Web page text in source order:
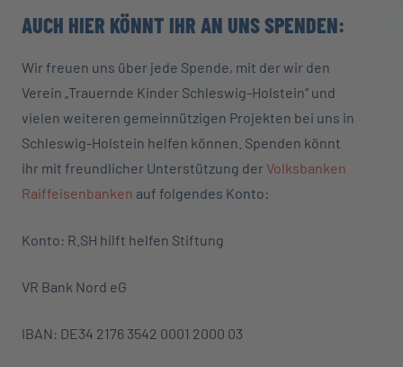
AUCH HIER KÖNNT IHR AN UNS SPENDEN:
Wir freuen uns über jede Spende, mit der wir den
Verein „Trauernde Kinder Schleswig-Holstein“ und
vielen weiteren gemeinnützigen Projekten bei uns in
Schleswig-Holstein helfen können. Spenden könnt
ihr mit freundlicher Unterstützung der Volksbanken
Raiffeisenbanken auf folgendes Konto:
Konto: R.SH hilft helfen Stiftung
VR Bank Nord eG
IBAN: DE34 2176 3542 0001 2000 03